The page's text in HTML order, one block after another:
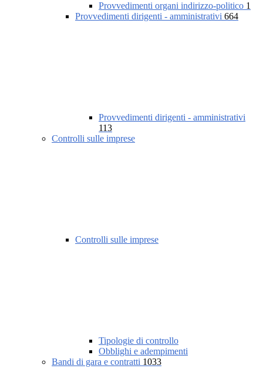
Provvedimenti organi indirizzo-politico 1
Provvedimenti dirigenti - amministrativi 664
Provvedimenti dirigenti - amministrativi
113
Controlli sulle imprese
Controlli sulle imprese
Tipologie di controllo
Obblighi e adempimenti
Bandi di gara e contratti 1033